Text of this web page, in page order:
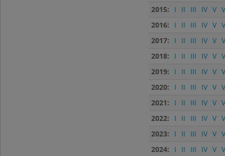
2015:
I II III IV V
2016:
I II III IV V
2017:
I II III IV V
2018:
I II III IV V
2019:
I II III IV V
2020:
I II III IV V
2021:
I II III IV V
2022:
I II III IV V
2023:
I II III IV V
2024:
I II III IV V